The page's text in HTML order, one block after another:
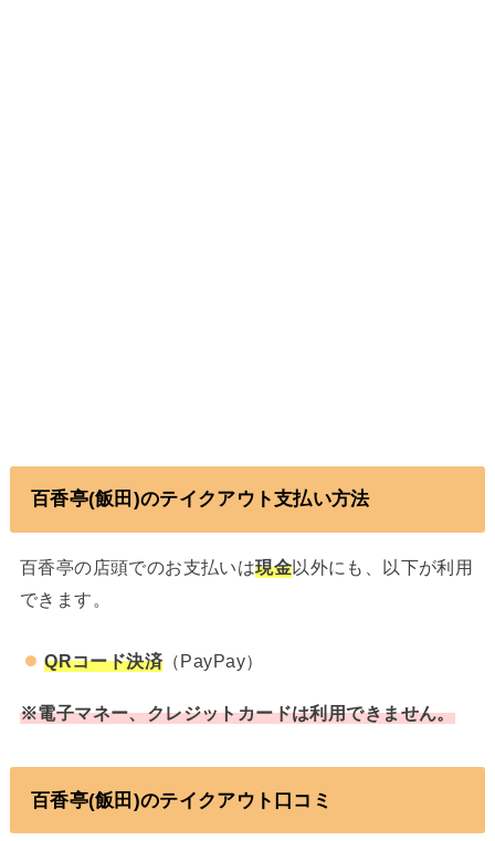
百香亭(飯田)のテイクアウト支払い方法
百香亭の店頭でのお支払いは現金以外にも、以下が利用
できます。
QRコード決済 （PayPay）
※電子マネー、クレジットカードは利用できません。
百香亭(飯田)のテイクアウト口コミ